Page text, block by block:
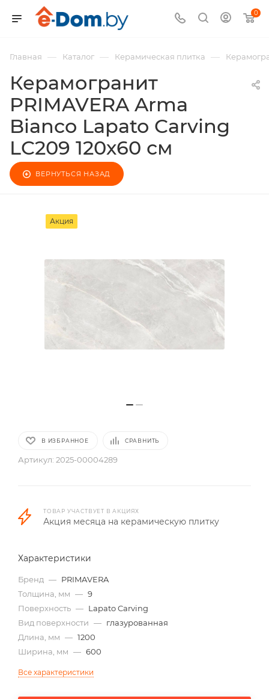
0
Главная — Каталог — Керамическая плитка —
Керамогранит
PRIMAVERA Arma
Bianco Lapato Carving
LC209 120х60 см
ВЕРНУТЬСЯ НАЗАД
Акция
В ИЗБРАННОЕ СРАВНИТЬ
Артикул: 2025-00004289
ТОВАР УЧАСТВУЕТ В АКЦИЯХ
Акция месяца на керамическую плитку
Характеристики
Бренд — PRIMAVERA
Толщина, мм — 9
Поверхность — Lapato Carving
Вид поверхности — глазурованная
Длина, мм — 1200
Ширина, мм — 600
Все характеристики